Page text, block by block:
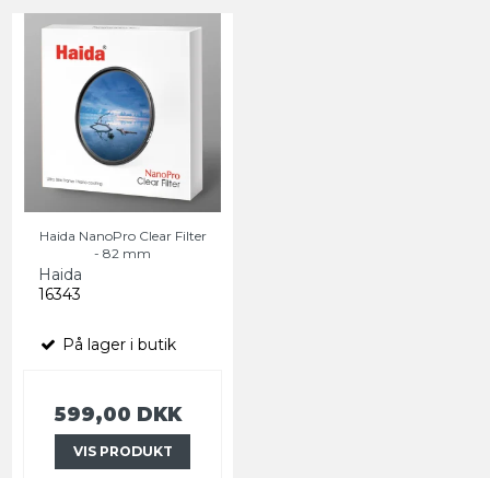
Haida NanoPro Clear Filter
- 82 mm
Haida
16343
På lager i butik
599,00 DKK
VIS PRODUKT